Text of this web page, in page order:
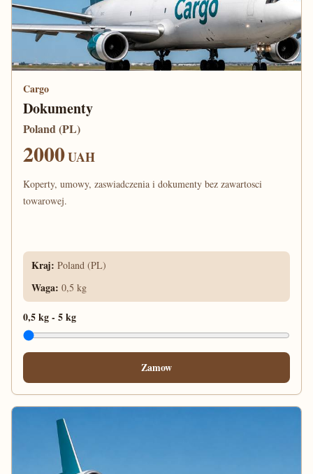
Cargo
Dokumenty
Poland (PL)
2000UAH
Koperty, umowy, zaswiadczenia i dokumenty bez zawartosci
towarowej.
Kraj: Poland (PL)
Waga: 0,5 kg
0,5 kg- 5 kg
Zamow